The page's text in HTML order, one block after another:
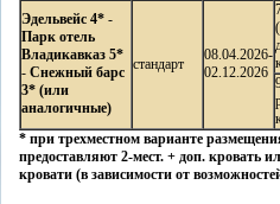
Эдельвейс 4* -
Парк отель
Владикавказ 5*
- Снежный барс
3* (или
аналогичные)
стандарт
08.04.2026-
02.12.2026
* при трехместном варианте
предоставляют 2-мест. + доп. кровать
кровати (в зависимости от